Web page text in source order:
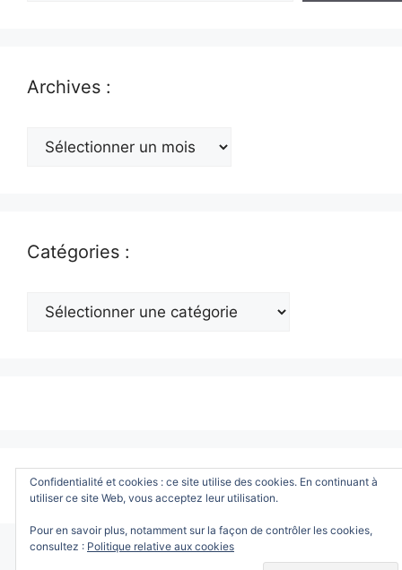
Archives :
Archives
Catégories :
Catégories
© 2026 www.ToutWindows.com - Tout sur Windows•
Construit avecGeneratePress
Confidentialité et cookies : ce site utilise des cookies. En continuant à
utiliser ce site Web, vous acceptez leur utilisation.
Pour en savoir plus, notamment sur la façon de contrôler les cookies,
consultez : Politique relative aux cookies